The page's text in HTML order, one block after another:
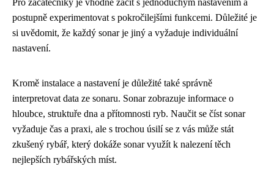
postupně experimentovat s pokročilejšími funkcemi. Důležité je
si uvědomit, že každý sonar je jiný a vyžaduje individuální
nastavení.
Kromě instalace a nastavení je důležité také správně
interpretovat data ze sonaru. Sonar zobrazuje informace o
hloubce, struktuře dna a přítomnosti ryb. Naučit se číst sonar
vyžaduje čas a praxi, ale s trochou úsilí se z vás může stát
zkušený rybář, který dokáže sonar využít k nalezení těch
nejlepších rybářských míst.